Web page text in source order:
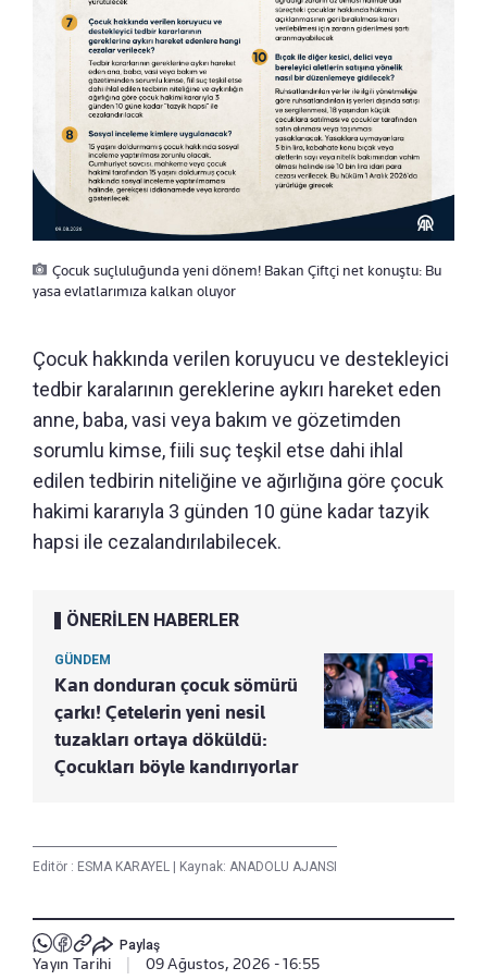
Çocuk suçluluğunda yeni dönem! Bakan Çiftçi net konuştu: Bu
yasa evlatlarımıza kalkan oluyor
Çocuk hakkında verilen koruyucu ve destekleyici
tedbir karalarının gereklerine aykırı hareket eden
anne, baba, vasi veya bakım ve gözetimden
sorumlu kimse, fiili suç teşkil etse dahi ihlal
edilen tedbirin niteliğine ve ağırlığına göre çocuk
hakimi kararıyla 3 günden 10 güne kadar tazyik
hapsi ile cezalandırılabilecek.
ÖNERİLEN HABERLER
GÜNDEM
Kan donduran çocuk sömürü
çarkı! Çetelerin yeni nesil
tuzakları ortaya döküldü:
Çocukları böyle kandırıyorlar
Editör : ESMA KARAYEL Kaynak: ANADOLU AJANSI
Paylaş
Yayın Tarihi 09 Ağustos, 2026 - 16:55